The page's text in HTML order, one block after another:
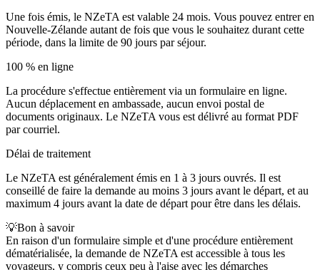
Une fois émis, le NZeTA est valable 24 mois. Vous pouvez entrer en
Nouvelle-Zélande autant de fois que vous le souhaitez durant cette
période, dans la limite de 90 jours par séjour.
100 % en ligne
La procédure s'effectue entièrement via un formulaire en ligne.
Aucun déplacement en ambassade, aucun envoi postal de
documents originaux. Le NZeTA vous est délivré au format PDF
par courriel.
Délai de traitement
Le NZeTA est généralement émis en 1 à 3 jours ouvrés. Il est
conseillé de faire la demande au moins 3 jours avant le départ, et au
maximum 4 jours avant la date de départ pour être dans les délais.
💡Bon à savoir
En raison d'un formulaire simple et d'une procédure entièrement
dématérialisée, la demande de NZeTA est accessible à tous les
voyageurs, y compris ceux peu à l'aise avec les démarches